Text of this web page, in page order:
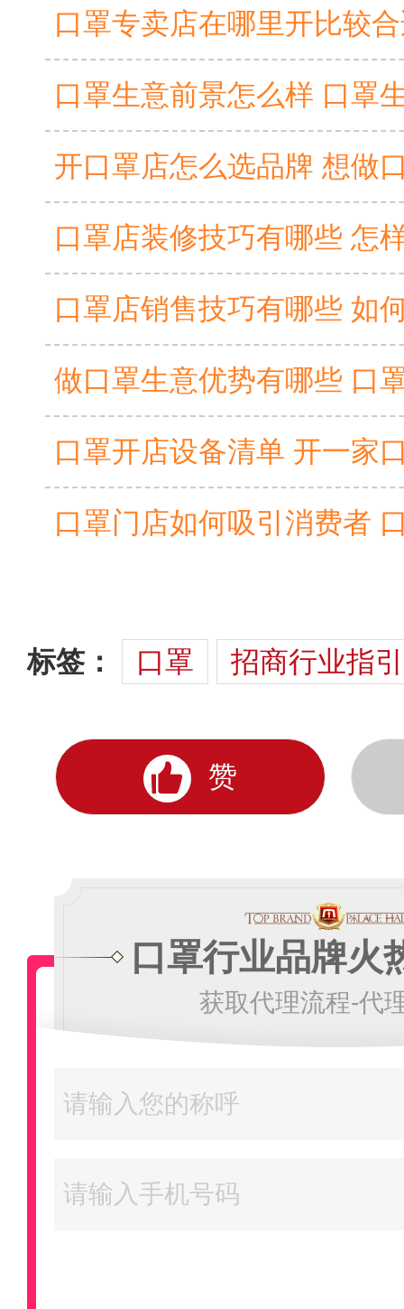
口罩生意前景怎么样 口罩
开口罩店怎么选品牌 想做
口罩店装修技巧有哪些 怎
做口罩生意优势有哪些 口
口罩开店设备清单 开一家
标签： 口罩 招商行业指引
赞
口罩行业品牌火
获取代理流程-代